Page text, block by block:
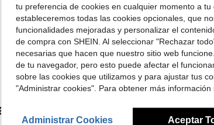
Ver Más Reseñas
Vieron
tu preferencia de cookies en cualquier momento a tu
estableceremos todas las cookies opcionales, que
funcionalidades mejoradas y personalizar el
de compra con SHEIN. Al seleccionar "Rechazar
necesarias que hacen que nuestro sitio web
de tu navegador, pero esto puede afectar el
sobre las cookies que utilizamos y para ajustar tus
"Administrar cookies". Para obtener más
Administrar Cookies Aceptar